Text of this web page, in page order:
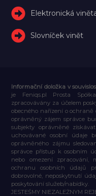
Elektronická
Slovníček vinět
Informační doložka v
je Feniqs.pl Prosta
zpracovávány za účelem
obecného nařízení o ochraně
oprávněný zájem správce
subjekty oprávněné
uchovávané osobní údaje
oprávněného zájmu
správce přístup k osobním
nebo omezení
ochranu osobních údajů
dobrovolné, neposkytnutí
poskytování služeb/nabídky.
JESTEŚMY NIEZALEŻNYM